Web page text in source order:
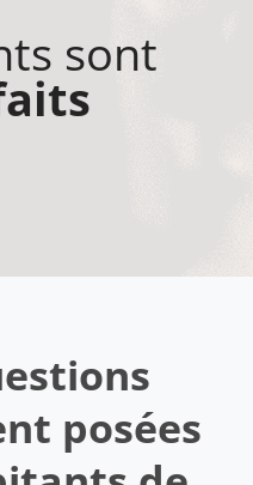
sont
posées